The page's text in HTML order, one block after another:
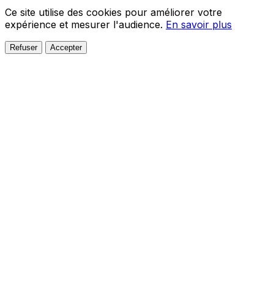
Ce site utilise des cookies pour améliorer votre
expérience et mesurer l'audience. En savoir plus
Refuser Accepter